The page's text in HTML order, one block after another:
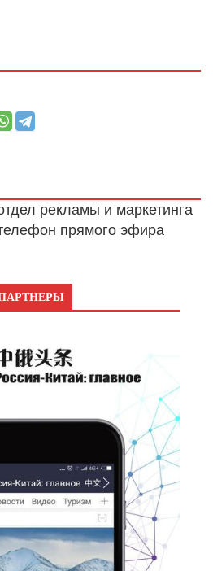
рекламы и маркетинга
прямого эфира